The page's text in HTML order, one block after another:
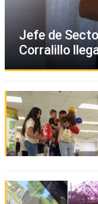
Jefe de
Corralillo